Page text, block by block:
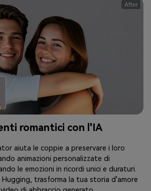
romantici con l'IA
aiuta le coppie a preservare i loro
animazioni personalizzate di
le emozioni in ricordi unici e duraturi.
Hugging, trasforma la tua storia d'amore